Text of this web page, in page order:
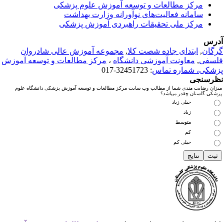
مرکز مطالعات و توسعه آموزش علوم پزشکی
سامانه فعالیت‌های نوآورانه وزارت بهداشت
مرکز ملی تحقیقات راهبردی آموزش پزشکی
, ابتدای جاده شصت کلا, مجموعه آموزش عالی شادروان
, معاونت آموزشی دانشگاه، مرکز مطالعات و توسعه آموزش
شماره تماس : 32451723-017
میزان رضایت مندی شما از مطالب وب سایت مرکز مطالعات و توسعه آموزش پزشکی دانشگاه علوم
پزشکی گلستان چقدر میباشد؟
خیلی زیاد
زیاد
متوسط
کم
خیلی کم